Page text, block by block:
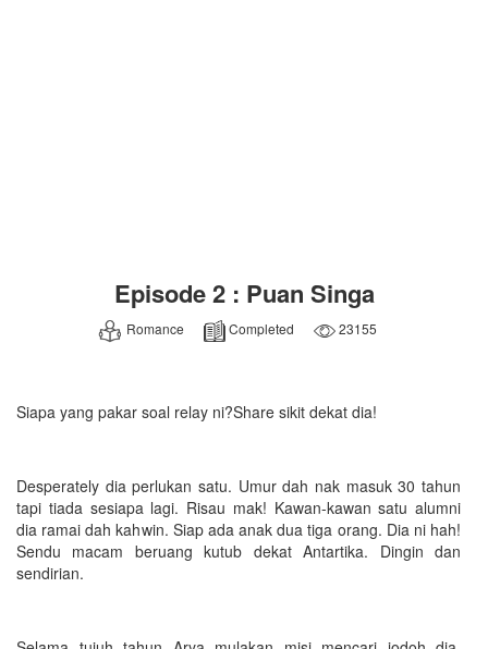
Episode 2 : Puan Singa
Romance Completed 23155
Siapa yang pakar soal relay ni?Share sikit dekat dia!
Desperately dia perlukan satu. Umur dah nak masuk 30 tahun
tapi tiada sesiapa lagi. Risau mak! Kawan-kawan satu alumni
dia ramai dah kahwin. Siap ada anak dua tiga orang. Dia ni hah!
Sendu macam beruang kutub dekat Antartika. Dingin dan
sendirian.